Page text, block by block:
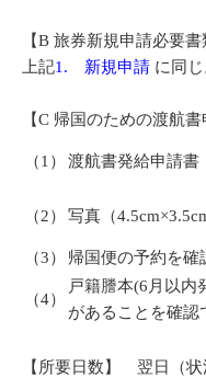
【B 旅券新規申請必要書
上記1. 新規申請 に同じ
【C 帰国のための渡航書
（1） 渡航書発給申請書
（2） 写真（
（3）
帰国便の予約を確
（4）
戸籍謄本(6月以内
があることを確認
【所要日数】 翌日（状